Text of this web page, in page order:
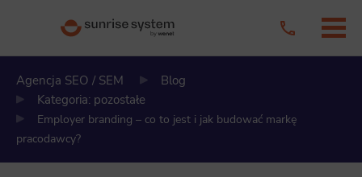
Agencja SEO / SEM
Blog
Kategoria: pozostałe
Employer branding – co to jest i jak budować markę
pracodawcy?